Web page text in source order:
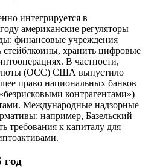
интегрируется в
американские регуляторы
финансовые учреждения
стейблкоины, хранить цифровые
В частности,
(OCC) США выпустило
право национальных банков
контрагентами»)
Международные надзорные
например, Базельский
требования к капиталу для
год